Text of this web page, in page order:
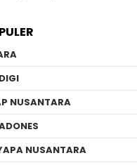
NUSANTARA
NUSANTARA